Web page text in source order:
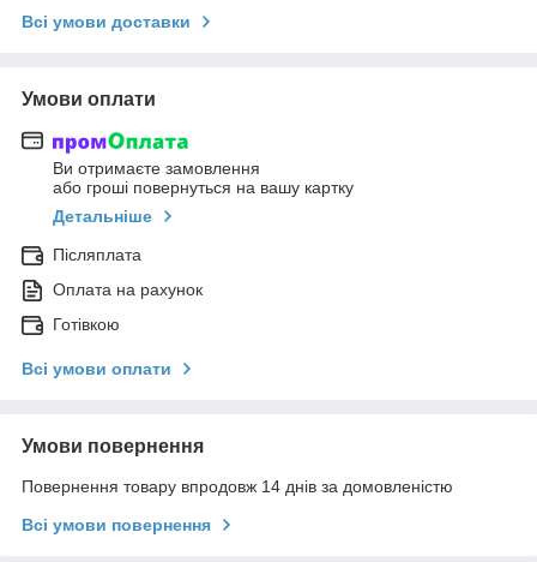
Всі умови доставки
Умови оплати
Ви отримаєте замовлення
або гроші повернуться на вашу картку
Детальніше
Післяплата
Оплата на рахунок
Готівкою
Всі умови оплати
Умови повернення
Повернення товару впродовж 14 днів за домовленістю
Всі умови повернення